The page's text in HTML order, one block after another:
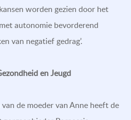
worden gezien door het
autonomie bevorderend
van negatief gedrag’.
en Jeugd
de moeder van Anne heeft de